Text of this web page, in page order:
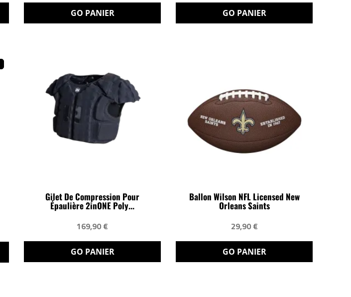
GO PANIER GO PANIER
Gilet De Compression Pour
Épaulière 2inONE Poly...
169,90 €
GO PANIER
Ballon Wilson NFL Licensed New
Orleans Saints
29,90 €
GO PANIER